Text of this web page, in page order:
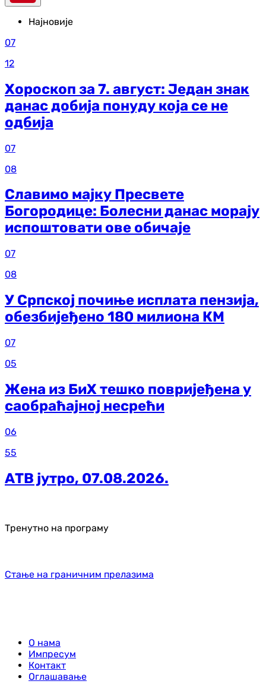
Најновије
07
12
Хороскоп за 7. август: Један знак
данас добија понуду која се не
одбија
07
08
Славимо мајку Пресвете
Богородице: Болесни данас морају
испоштовати ове обичаје
07
08
У Српској почиње исплата пензија,
обезбијеђено 180 милиона КМ
07
05
Жена из БиХ тешко повријеђена у
саобраћајној несрећи
06
55
АТВ јутро, 07.08.2026.
Тренутно на програму
Стање на граничним прелазима
О нама
Импресум
Контакт
Оглашавање